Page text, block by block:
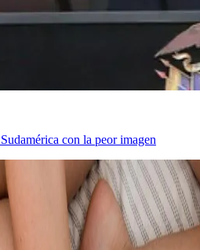
con la peor imagen